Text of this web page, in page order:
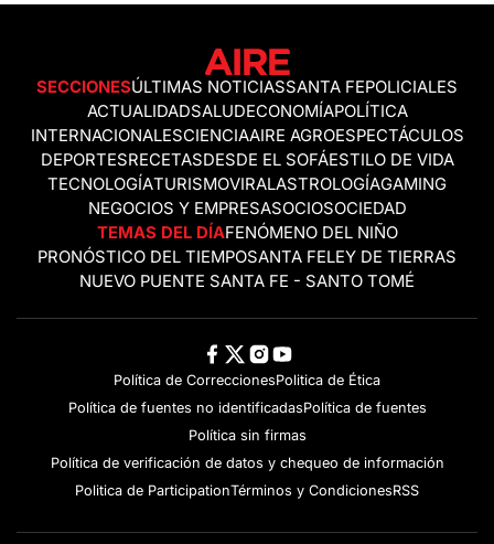
SECCIONESÚLTIMAS NOTICIASSANTA FEPOLICIALES
ACTUALIDADSALUDECONOMÍAPOLÍTICA
INTERNACIONALESCIENCIAAIRE AGROESPECTÁCULOS
DEPORTESRECETASDESDE EL SOFÁESTILO DE VIDA
TECNOLOGÍATURISMOVIRALASTROLOGÍAGAMING
NEGOCIOS Y EMPRESASOCIOSOCIEDAD
TEMAS DEL DÍAFENÓMENO DEL NIÑO
PRONÓSTICO DEL TIEMPOSANTA FELEY DE TIERRAS
NUEVO PUENTE SANTA FE - SANTO TOMÉ
Política de CorreccionesPolitica de Ética
Política de fuentes no identificadasPolítica de fuentes
Política sin firmas
Política de verificación de datos y chequeo de información
Politica de ParticipationTérminos y CondicionesRSS